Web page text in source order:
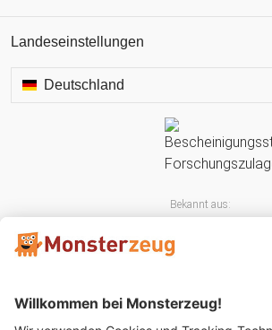
Landeseinstellungen
Deutschland
Bekannt aus: